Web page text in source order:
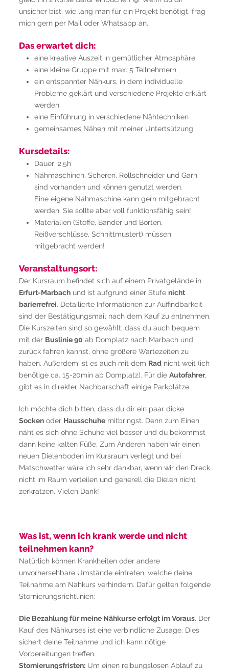
unsicher bist, wie lang man für ein Projekt benötigt, frag
mich gern per Mail oder Whatsapp an.
Das erwartet dich:
eine kreative Auszeit in gemütlicher Atmosphäre
eine kleine Gruppe mit max. 5 Teilnehmern
ein entspannter Nähkurs, in dem individuelle
Probleme geklärt und verschiedene Projekte erklärt
werden
eine Einführung in verschiedene Nähtechniken
gemeinsames Nähen mit meiner Untertsützung
Kursdetails:
Dauer: 2,5h
Nähmaschinen, Scheren, Rollschneider und Garn
sind vorhanden und können genutzt werden.
Eine eigene Nähmaschine kann gern mitgebracht
werden. Sie sollte aber voll funktionsfähig sein!
Materialien (Stoffe, Bänder und Borten,
Reißverschlüsse, Schnittmustert) müssen
mitgebracht werden!
Veranstaltungsort:
Der Kursraum befindet sich auf einem Privatgelände in
Erfurt-Marbachund ist aufgrund einer Stufe nicht
barierrefrei. Detailierte Informationen zur Auffindbarkeit
sind der Bestätigungsmail nach dem Kauf zu entnehmen.
Die Kurszeiten sind so gewählt, dass du auch bequem
mit der Buslinie 90 ab Domplatz nach Marbach und
zurück fahren kannst, ohne größere Wartezeiten zu
haben. Außerdem ist es auch mit dem Radnicht weit (ich
benötige ca. 15-20min ab Domplatz). Für die Autofahrer,
gibt es in direkter Nachbarschaft einige Parkplätze.
Ich möchte dich bitten, dass du dir ein paar dicke
Sockenoder Hausschuhemitbringst. Denn zum Einen
näht es sich ohne Schuhe viel besser und du bekommst
dann keine kalten Füße. Zum Anderen haben wir einen
neuen Dielenboden im Kursraum verlegt und bei
Matschwetter wäre ich sehr dankbar, wenn wir den Dreck
nicht im Raum verteilen und generell die Dielen nicht
zerkratzen. Vielen Dank!
Was ist, wenn ich krank werde und nicht
teilnehmen kann?
Natürlich können Krankheiten oder andere
unvorhersehbare Umstände eintreten, welche deine
Teilnahme am Nähkurs verhindern. Dafür gelten folgende
Stornierungsrichtlinien:
Die Bezahlung für meine Nähkurse erfolgt im Voraus. Der
Kauf des Nähkurses ist eine verbindliche Zusage. Dies
sichert deine Teilnahme und ich kann nötige
Vorbereitungen treffen.
Stornierungsfristen:Um einen reibungslosen Ablauf zu